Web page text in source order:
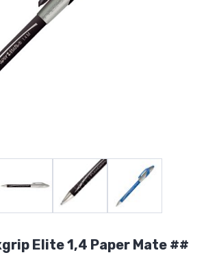
Elite 1,4 Paper Mate ##